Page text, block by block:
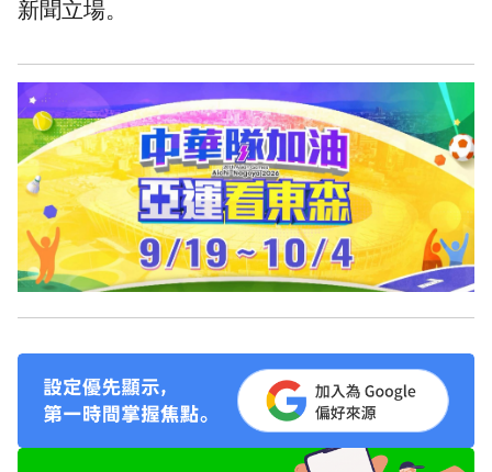
新聞立場。